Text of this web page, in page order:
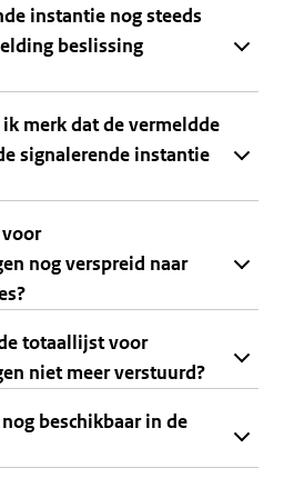
instantie nog steeds
beslissing
merk dat de vermeldde
signalerende instantie
nog verspreid naar
totaallijst voor
niet meer verstuurd?
beschikbaar in de